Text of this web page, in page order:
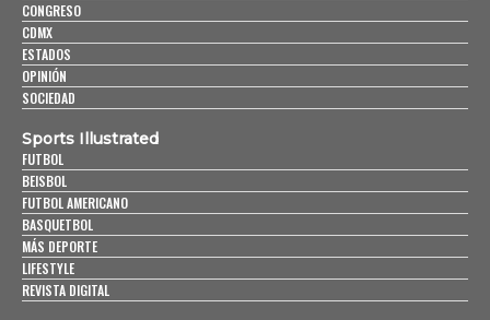
CONGRESO
CDMX
ESTADOS
OPINIÓN
SOCIEDAD
Sports Illustrated
FUTBOL
BEISBOL
FUTBOL AMERICANO
BASQUETBOL
MÁS DEPORTE
LIFESTYLE
REVISTA DIGITAL